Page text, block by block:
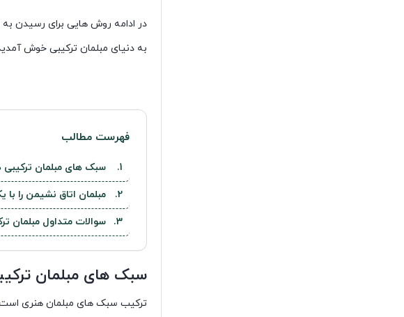
در ادامه روش هایی برای رسیدن
به دنیای مبلمان ترکیبی خوش
فهرست مطالب
سبک های مبلمان
مبلمان اتاق نشیمن را
سوالات متداول مبلمان
سبک های مبلمان
ترکیب سبک های مبلمان هنری است